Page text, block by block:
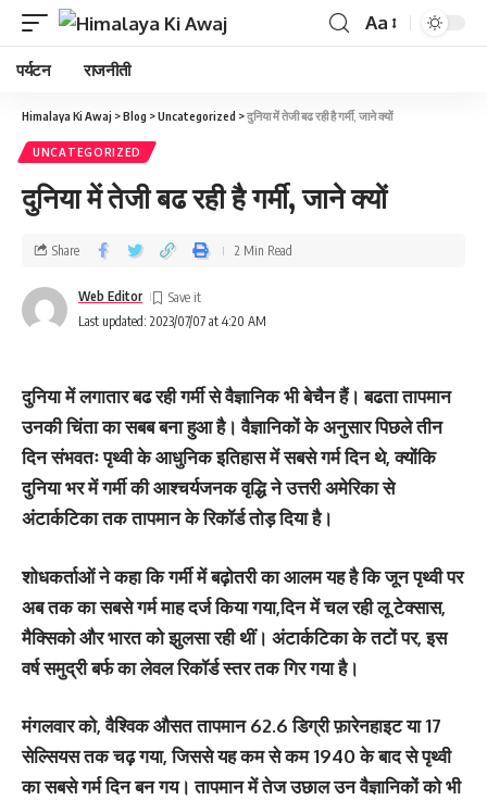
Aa
पर्यटन राजनीती
Himalaya Ki Awaj >Blog >Uncategorized >दुनिया में तेजी बढ रही है गर्मी, जाने क्‍यों
UNCATEGORIZED
दुनिया में तेजी बढ रही है गर्मी, जाने क्‍यों
Last updated: 2023/07/07 at 4:20 AM
Web Editor
Share 2 Min Read
दुनिया में लगातार बढ रही गर्मी से वैज्ञानिक भी बेचैन हैं। बढता तापमान
उनकी चिंता का सबब बना हुआ है। वैज्ञानिकों के अनुसार पिछले तीन
दिन संभवतः पृथ्वी के आधुनिक इतिहास में सबसे गर्म दिन थे, क्योंकि
दुनिया भर में गर्मी की आश्चर्यजनक वृद्धि ने उत्तरी अमेरिका से
अंटार्कटिका तक तापमान के रिकॉर्ड तोड़ दिया है।
शोधकर्ताओं ने कहा कि गर्मी में बढ़ोतरी का आलम यह है कि जून पृथ्‍वी पर
अब तक का सबसे गर्म माह दर्ज किया गया,दिन में चल रही लू टेक्सास,
मैक्सिको और भारत को झुलसा रही थीं। अंटार्कटिका के तटों पर, इस
वर्ष समुद्री बर्फ का लेवल रिकॉर्ड स्तर तक गिर गया है।
मंगलवार को, वैश्विक औसत तापमान 62.6 डिग्री फ़ारेनहाइट या 17
सेल्सियस तक चढ़ गया, जिससे यह कम से कम 1940 के बाद से पृथ्वी
का सबसे गर्म दिन बन गय। तापमान में तेज उछाल उन वैज्ञानिकों को भी